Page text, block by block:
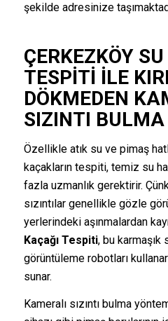
şekilde adresinize
ÇERKEZKÖY
TESPITI ILE
DÖKMEDEN
SIZINTI BULMA
Özellikle atık su ve pimaş
kaçakların tespiti, temiz su
fazla uzmanlık gerektirir.
sızıntılar genellikle gözle
yerlerindeki aşınmalardan
Kaçağı Tespiti, bu karmaşık
görüntüleme robotları
sunar.
Kameralı sızıntı bulma